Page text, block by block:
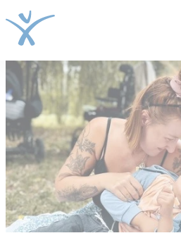
ZUM HAUPTINHALT SPRINGEN
ZUR SUCHE SPRINGEN